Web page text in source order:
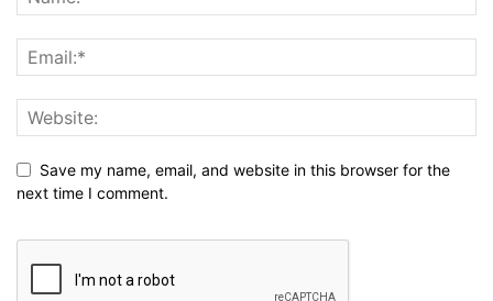
Save my name, email, and website in this browser for the
next time I comment.